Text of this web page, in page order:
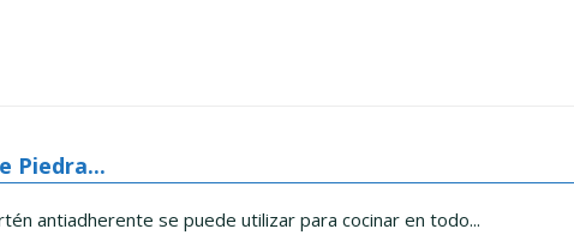
Piedra...
antiadherente se puede utilizar para cocinar en todo...